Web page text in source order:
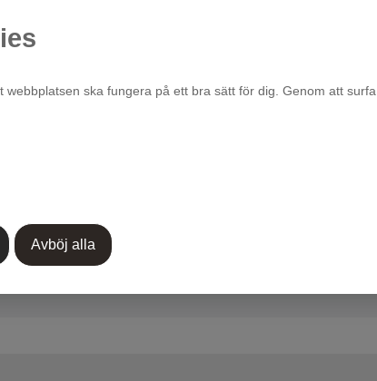
webbplatsen ska fungera på ett bra sätt för dig. Genom att
Avböj alla